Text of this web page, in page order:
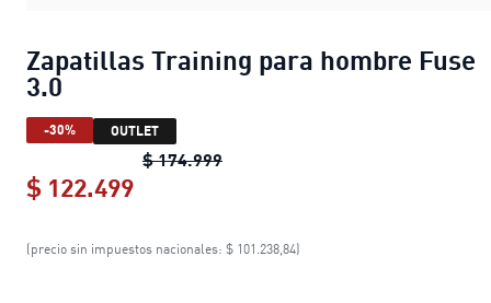
Zapatillas Training para hombre Fuse
3.0
-30% OUTLET
$ 174.999Zapatillas Training para hombre
$ 122.499
Zapatillas Training para hombre
(precio sin impuestos nacionales: $ 101.238,84)